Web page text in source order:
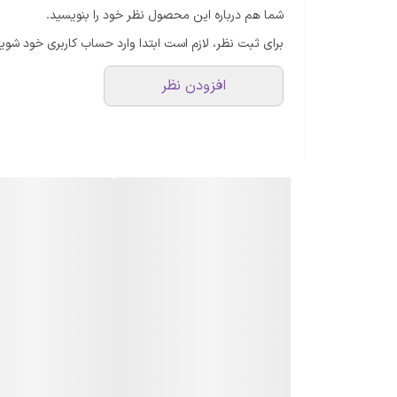
شما هم درباره این محصول نظر خود را بنویسید.
برای ثبت نظر، لازم است ابتدا وارد حساب کاربری خود
افزودن نظر